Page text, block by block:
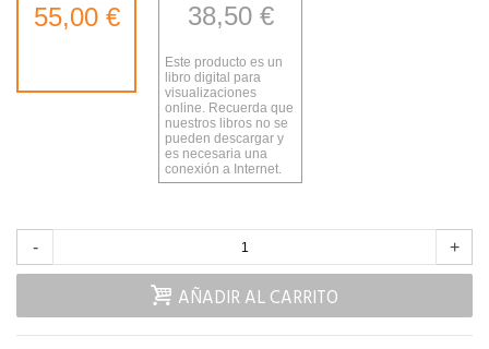
55,00 € 38,50 €
Este producto es un
libro digital para
visualizaciones
online. Recuerda que
nuestros libros no se
pueden descargar y
es necesaria una
conexión a Internet.
- +
AÑADIR AL CARRITO